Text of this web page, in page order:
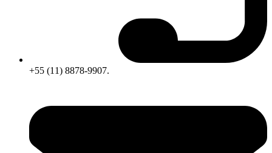
+55 (11) 8878-9907.